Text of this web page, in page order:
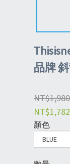
品牌
NT$1,980
NT$1,782
顏色